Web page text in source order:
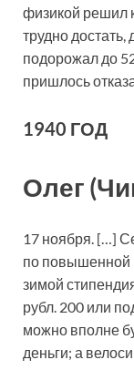
физикой решил
трудно достать,
подорожал до
пришлось
1940 ГОД
Олег
17 ноября. […]
по повышенной
зимой
рубл. 200 или
можно вполне
деньги; а